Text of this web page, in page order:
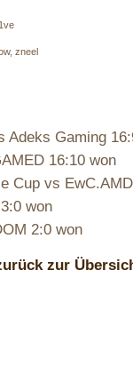
zneel
Adeks Gaming
16:10 won
Cup vs
won
2:0 won
zur